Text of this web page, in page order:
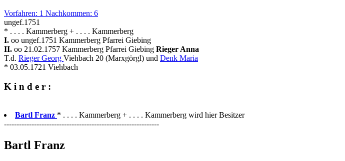
Vorfahren: 1 Nachkommen: 6
ungef.1751
* . . . . Kammerberg + . . . . Kammerberg
I. oo ungef.1751 Kammerberg Pfarrei Giebing
II. oo 21.02.1757 Kammerberg Pfarrei Giebing Rieger Anna
T.d. Rieger Georg Viehbach 20 (Marxgörgl) und Denk Maria
* 03.05.1721 Viehbach
K i n d e r :
Bartl Franz * . . . . Kammerberg + . . . . Kammerberg wird hier Besitzer
--------------------------------------------------------------
Bartl Franz